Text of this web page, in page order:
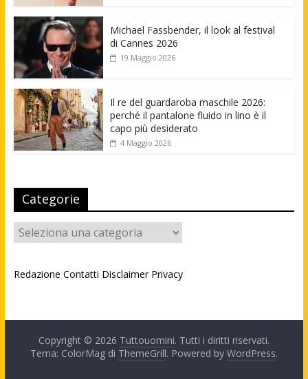
Michael Fassbender, il look al festival
di Cannes 2026
19 Maggio 2026
Il re del guardaroba maschile 2026:
perché il pantalone fluido in lino è il
capo più desiderato
4 Maggio 2026
Categorie
Categorie
Redazione Contatti Disclaimer Privacy
Copyright © 2026 Tuttouomini. Tutti i diritti riservati.
Tema: ColorMag di ThemeGrill. Powered by WordPress.